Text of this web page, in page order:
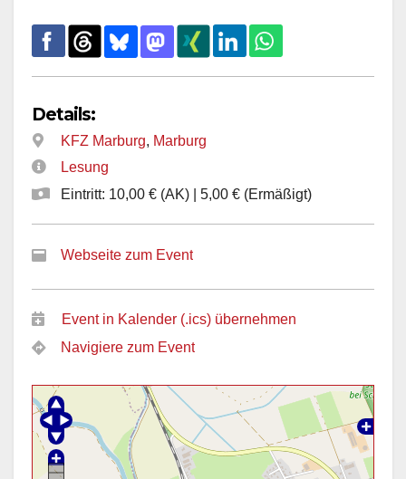
Details:
KFZ Marburg, Marburg
Lesung
Eintritt: 10,00 € (AK) | 5,00 € (Ermäßigt)
Webseite zum Event
Event in Kalender (.ics) übernehmen
Navigiere zum Event